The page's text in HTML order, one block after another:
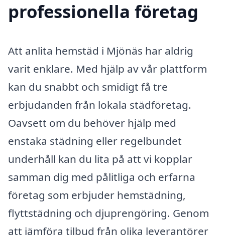
professionella företag
Att anlita hemstäd i Mjönäs har aldrig
varit enklare. Med hjälp av vår plattform
kan du snabbt och smidigt få tre
erbjudanden från lokala städföretag.
Oavsett om du behöver hjälp med
enstaka städning eller regelbundet
underhåll kan du lita på att vi kopplar
samman dig med pålitliga och erfarna
företag som erbjuder hemstädning,
flyttstädning och djuprengöring. Genom
att jämföra tilbud från olika leverantörer